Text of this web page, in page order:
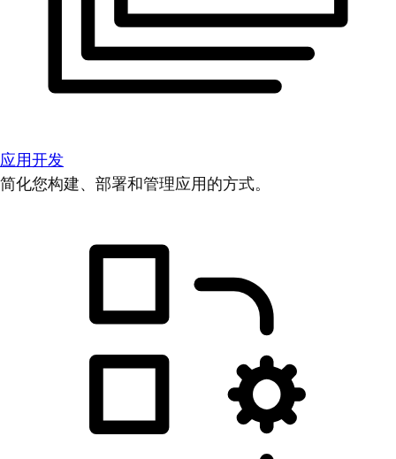
应用开发
简化您构建、部署和管理应用的方式。